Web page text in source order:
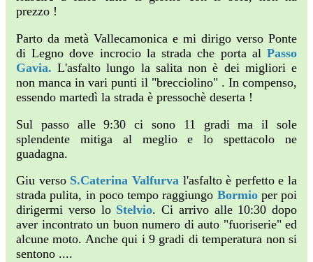
prezzo !
Parto da metà Vallecamonica e mi dirigo verso Ponte
di Legno dove incrocio la strada che porta al Passo
Gavia.L'asfalto lungo la salita non è dei migliori e
non manca in vari punti il "brecciolino" . In compenso,
essendo martedì la strada è pressochè deserta !
Sul passo alle 9:30 ci sono 11 gradi ma il sole
splendente mitiga al meglio e lo spettacolo ne
guadagna.
Giu verso S.Caterina Valfurval'asfalto è perfetto e la
strada pulita, in poco tempo raggiungo Bormioper poi
dirigermi verso lo Stelvio. Ci arrivo alle 10:30 dopo
aver incontrato un buon numero di auto "fuoriserie" ed
alcune moto. Anche qui i 9 gradi di temperatura non si
sentono ....